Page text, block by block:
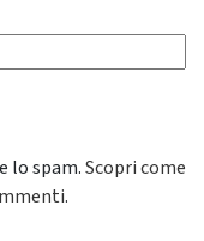
lo spam.Scopri come
.